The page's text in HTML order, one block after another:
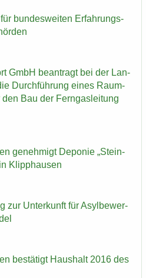
bun­des­wei­ten Er­fah­rungs­
GmbH be­an­tragt bei der Lan­
Durch­füh­rung eines Raum­
Bau der Fern­gas­lei­tung
ge­neh­migt De­po­nie „Stein­
Klipp­hau­sen
zur Un­ter­kunft für Asyl­be­wer­
be­stä­tigt Haus­halt 2016 des